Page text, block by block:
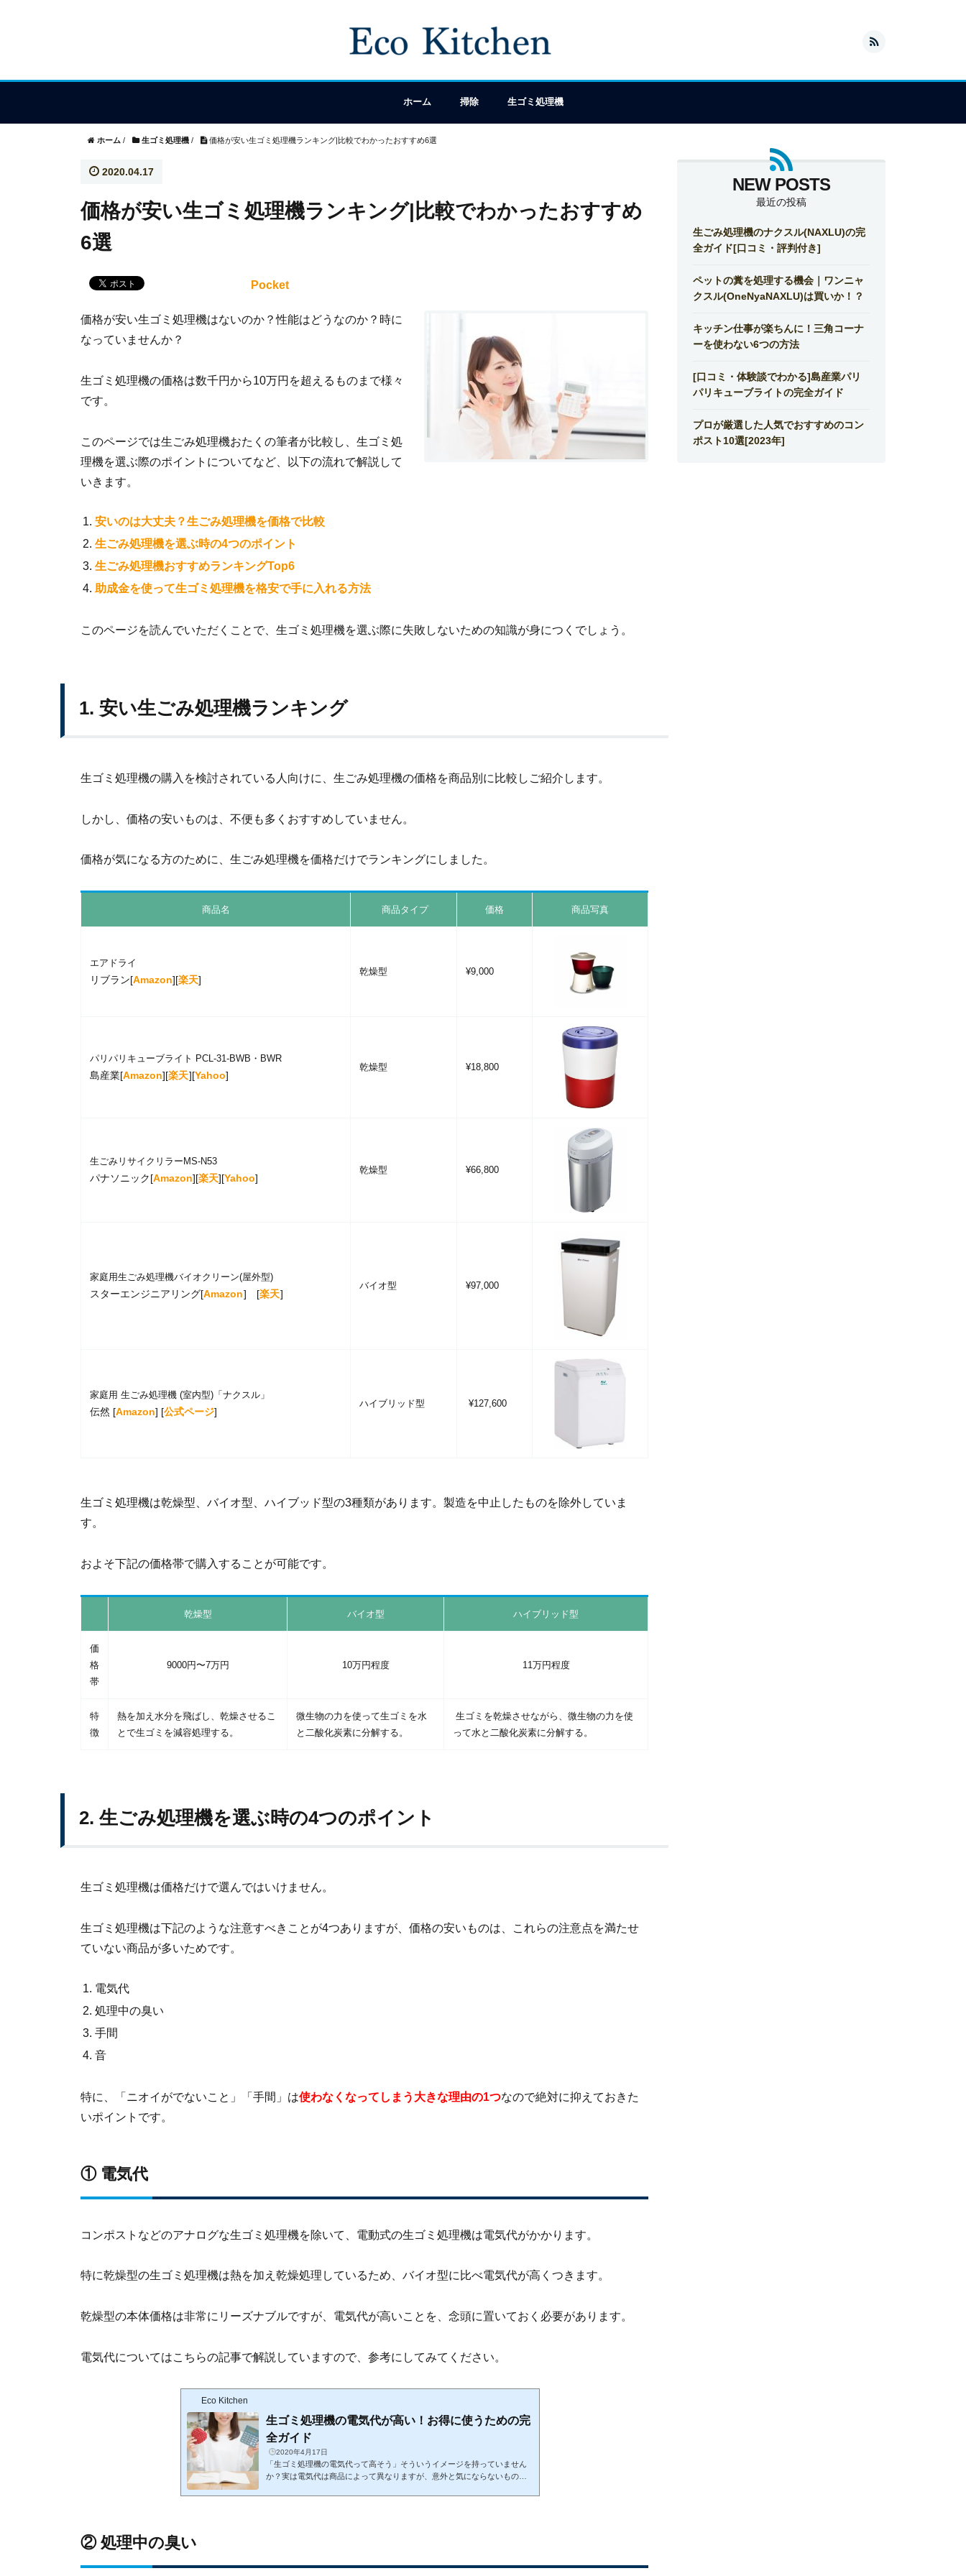
ホーム 掃除 生ゴミ処理機
ホーム / 生ゴミ処理機 / 価格が安い生ゴミ処理機ランキング|比較でわかったおすすめ6選
2020.04.17
価格が安い生ゴミ処理機ランキング|比較でわかったおすすめ
6選
Pocket
価格が安い生ゴミ処理機はないのか？性能はどうなのか？時に
なっていませんか？
生ゴミ処理機の価格は数千円から10万円を超えるものまで様々
です。
このページでは生ごみ処理機おたくの筆者が比較し、生ゴミ処
理機を選ぶ際のポイントについてなど、以下の流れで解説して
いきます。
安いのは大丈夫？生ごみ処理機を価格で比較
生ごみ処理機を選ぶ時の4つのポイント
生ごみ処理機おすすめランキングTop6
助成金を使って生ゴミ処理機を格安で手に入れる方法
このページを読んでいただくことで、生ゴミ処理機を選ぶ際に失敗しないための知識が身につくでしょう。
1. 安い生ごみ処理機ランキング
生ゴミ処理機の購入を検討されている人向けに、生ごみ処理機の価格を商品別に比較しご紹介します。
しかし、価格の安いものは、不便も多くおすすめしていません。
価格が気になる方のために、生ごみ処理機を価格だけでランキングにしました。
商品名 商品タイプ 価格 商品写真
エアドライ
リブラン[Amazon][楽天]
乾燥型 ¥9,000
パリパリキューブライト PCL-31-BWB・BWR
島産業[Amazon][楽天][Yahoo]
乾燥型 ¥18,800
生ごみリサイクリラーMS-N53
パナソニック[Amazon][楽天][Yahoo]
乾燥型 ¥66,800
家庭用生ごみ処理機バイオクリーン(屋外型)
スターエンジニアリング[Amazon] [楽天]
バイオ型 ¥97,000
家庭用 生ごみ処理機 (室内型)「ナクスル」
伝然 [Amazon] [公式ページ]
ハイブリッド型 ¥127,600
生ゴミ処理機は乾燥型、バイオ型、ハイブッド型の3種類があります。製造を中止したものを除外していま
す。
およそ下記の価格帯で購入することが可能です。
乾燥型 バイオ型 ハイブリッ ド型
価
格
帯
9000円〜7万円 10万円程度 11万円程度
特
徴
熱を加え水分を飛ばし、乾燥させるこ
とで生ゴミを減容処理する。
微生物の力を使って生ゴミを水
と二酸化炭素に分解する。
生ゴミを乾燥させながら、微生物の力を使
って水と二酸化炭素に分解する。
2. 生ごみ処理機を選ぶ時の4つのポイント
生ゴミ処理機は価格だけで選んではいけません。
生ゴミ処理機は下記のような注意すべきことが4つありますが、価格の安いものは、これらの注意点を満たせ
ていない商品が多いためです。
電気代
処理中の臭い
手間
音
特に、「ニオイがでないこと」「手間」は使わなくなってしまう大きな理由の1つなので絶対に抑えておきた
いポイントです。
① 電気代
コンポストなどのアナログな生ゴミ処理機を除いて、電動式の生ゴミ処理機は電気代がかかります。
特に乾燥型の生ゴミ処理機は熱を加え乾燥処理しているため、バイオ型に比べ電気代が高くつきます。
乾燥型の本体価格は非常にリーズナブルですが、電気代が高いことを、念頭に置いておく必要があります。
電気代についてはこちらの記事で解説していますので、参考にしてみてください。
Eco Kitchen
生ゴミ処理機の電気代が高い！お得に使うための完
全ガイド
2020年4月17日
「生ゴミ処理機の電気代って高そう」そういうイメージを持っていません
か？実は電気代は商品によって異なりますが、意外と気にならないもので
② 処理中の臭い
最近の投稿
生ごみ処理機のナクスル(NAXLU)の完
全ガイド[口コミ・評判付き]
ペットの糞を処理する機会｜ワンニャ
クスル(OneNyaNAXLU)は買いか！？
キッチン仕事が楽ちんに！三角コーナ
ーを使わない6つの方法
[口コミ・体験談でわかる]島産業パリ
パリキューブライトの完全ガイド
プロが厳選した人気でおすすめのコン
ポスト10選[2023年]